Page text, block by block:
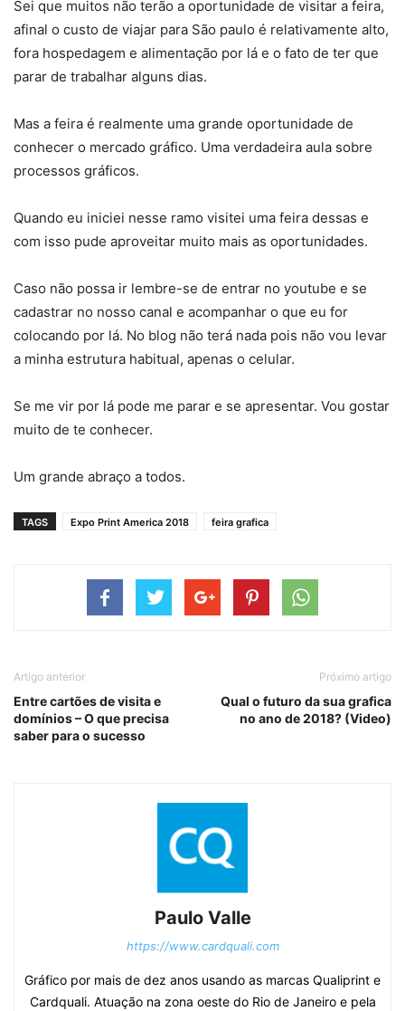
Sei que muitos não terão a oportunidade de visitar a feira,
afinal o custo de viajar para São paulo é relativamente alto,
fora hospedagem e alimentação por lá e o fato de ter que
parar de trabalhar alguns dias.
Mas a feira é realmente uma grande oportunidade de
conhecer o mercado gráfico. Uma verdadeira aula sobre
processos gráficos.
Quando eu iniciei nesse ramo visitei uma feira dessas e
com isso pude aproveitar muito mais as oportunidades.
Caso não possa ir lembre-se de entrar no youtube e se
cadastrar no nosso canal e acompanhar o que eu for
colocando por lá. No blog não terá nada pois não vou levar
a minha estrutura habitual, apenas o celular.
Se me vir por lá pode me parar e se apresentar. Vou gostar
muito de te conhecer.
Um grande abraço a todos.
TAGS Expo Print America 2018 feira grafica
Artigo anterior
Entre cartões de visita e
domínios – O que precisa
saber para o sucesso
Próximo artigo
Qual o futuro da sua grafica
no ano de 2018? (Video)
Paulo Valle
https://www.cardquali.com
Gráfico por mais de dez anos usando as marcas Qualiprint e
Cardquali. Atuação na zona oeste do Rio de Janeiro e pela